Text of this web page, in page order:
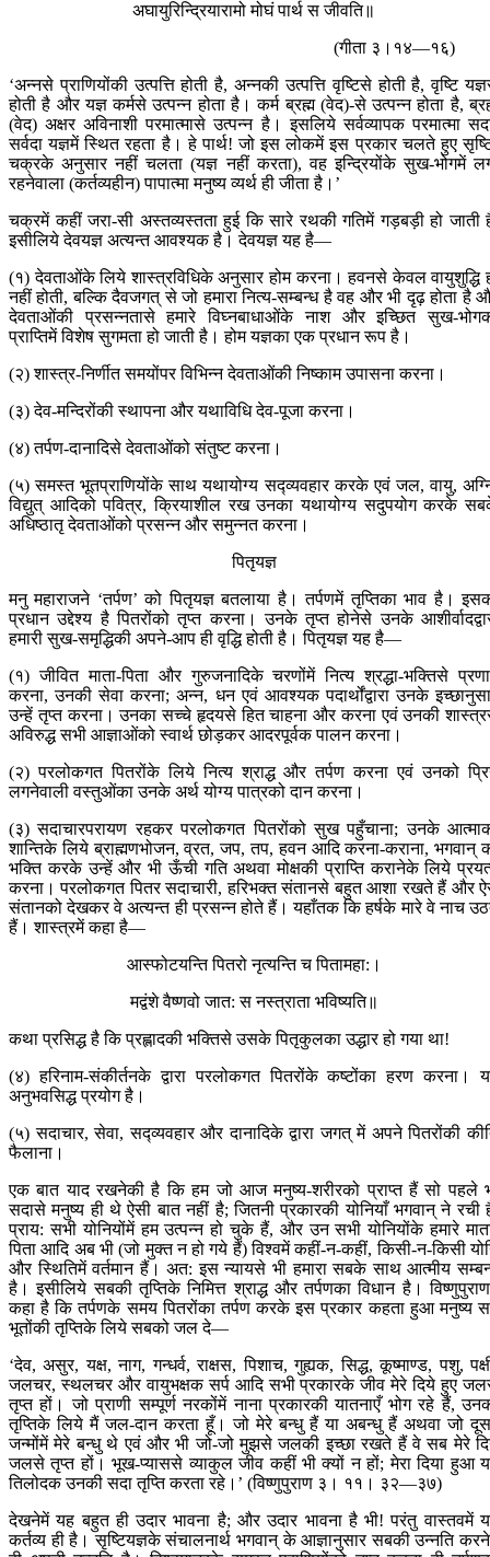
अघायुरिन्द्रियारामो मोघं पार्थ स जीवति॥
(गीता ३।१४—१६)
‘अन्नसे प्राणियोंकी उत्पत्ति होती है, अन्नकी उत्पत्ति वृष्टिसे होती है, वृष्टि
होती है और यज्ञ कर्मसे उत्पन्न होता है। कर्म ब्रह्म (वेद)-से उत्पन्न होता है,
(वेद) अक्षर अविनाशी परमात्मासे उत्पन्न है। इसलिये सर्वव्यापक परमात्मा
सर्वदा यज्ञमें स्थित रहता है। हे पार्थ! जो इस लोकमें इस प्रकार चलते हुए
चक्रके अनुसार नहीं चलता (यज्ञ नहीं करता), वह इन्द्रियोंके सुख-भोगमें
रहनेवाला (कर्तव्यहीन) पापात्मा मनुष्य व्यर्थ ही जीता है।’
चक्रमें कहीं जरा-सी अस्तव्यस्तता हुई कि सारे रथकी गतिमें गड़बड़ी हो जाती
इसीलिये देवयज्ञ अत्यन्त आवश्यक है। देवयज्ञ यह है—
(१) देवताओंके लिये शास्त्रविधिके अनुसार होम करना। हवनसे केवल वायुशुद्धि
नहीं होती, बल्कि दैवजगत् से जो हमारा नित्य-सम्बन्ध है वह और भी दृढ़ होता है
देवताओंकी प्रसन्नतासे हमारे विघ्नबाधाओंके नाश और इच्छित सुख-
प्राप्तिमें विशेष सुगमता हो जाती है। होम यज्ञका एक प्रधान रूप है।
(२) शास्त्र-निर्णीत समयोंपर विभिन्न देवताओंकी निष्काम उपासना करना।
(३) देव-मन्दिरोंकी स्थापना और यथाविधि देव-पूजा करना।
(४) तर्पण-दानादिसे देवताओंको संतुष्ट करना।
(५) समस्त भूतप्राणियोंके साथ यथायोग्य सद्‍व्यवहार करके एवं जल, वायु,
विद्युत् आदिको पवित्र, क्रियाशील रख उनका यथायोग्य सदुपयोग करके
अधिष्ठातृ देवताओंको प्रसन्न और समुन्नत करना।
पितृयज्ञ
मनु महाराजने ‘तर्पण’ को पितृयज्ञ बतलाया है। तर्पणमें तृप्तिका भाव है।
प्रधान उद्देश्य है पितरोंको तृप्त करना। उनके तृप्त होनेसे उनके
हमारी सुख-समृद्धिकी अपने-आप ही वृद्धि होती है। पितृयज्ञ यह है—
(१) जीवित माता-पिता और गुरुजनादिके चरणोंमें नित्य श्रद्धा-भक्तिसे
करना, उनकी सेवा करना; अन्न, धन एवं आवश्यक पदार्थोंद्वारा उनके
उन्हें तृप्त करना। उनका सच्चे हृदयसे हित चाहना और करना एवं उनकी
अविरुद्ध सभी आज्ञाओंको स्वार्थ छोड़कर आदरपूर्वक पालन करना।
(२) परलोकगत पितरोंके लिये नित्य श्राद्ध और तर्पण करना एवं उनको
लगनेवाली वस्तुओंका उनके अर्थ योग्य पात्रको दान करना।
(३) सदाचारपरायण रहकर परलोकगत पितरोंको सुख पहुँचाना; उनके
शान्तिके लिये ब्राह्मणभोजन, व्रत, जप, तप, हवन आदि करना-कराना, भगवान्
भक्ति करके उन्हें और भी ऊँची गति अथवा मोक्षकी प्राप्ति करानेके लिये
करना। परलोकगत पितर सदाचारी, हरिभक्त संतानसे बहुत आशा रखते हैं और
संतानको देखकर वे अत्यन्त ही प्रसन्न होते हैं। यहाँतक कि हर्षके मारे वे नाच
हैं। शास्त्रमें कहा है—
आस्फोटयन्ति पितरो नृत्यन्ति च पितामहा:।
मद्वंशे वैष्णवो जात: स नस्त्राता भविष्यति॥
कथा प्रसिद्ध है कि प्रह्लादकी भक्तिसे उसके पितृकुलका उद्धार हो गया था!
(४) हरिनाम-संकीर्तनके द्वारा परलोकगत पितरोंके कष्टोंका हरण करना।
अनुभवसिद्ध प्रयोग है।
(५) सदाचार, सेवा, सद्‍व्यवहार और दानादिके द्वारा जगत् में अपने पितरोंकी
फैलाना।
एक बात याद रखनेकी है कि हम जो आज मनुष्य-शरीरको प्राप्त हैं सो पहले
सदासे मनुष्य ही थे ऐसी बात नहीं है; जितनी प्रकारकी योनियाँ भगवान् ने रची
प्राय: सभी योनियोंमें हम उत्पन्न हो चुके हैं, और उन सभी योनियोंके हमारे
पिता आदि अब भी (जो मुक्त न हो गये हैं) विश्वमें कहीं-न-कहीं, किसी-न-किसी
और स्थितिमें वर्तमान हैं। अत: इस न्यायसे भी हमारा सबके साथ आत्मीय
है। इसीलिये सबकी तृप्तिके निमित्त श्राद्ध और तर्पणका विधान है।
कहा है कि तर्पणके समय पितरोंका तर्पण करके इस प्रकार कहता हुआ मनुष्य
भूतोंकी तृप्तिके लिये सबको जल दे—
‘देव, असुर, यक्ष, नाग, गन्धर्व, राक्षस, पिशाच, गुह्यक, सिद्ध, कूष्माण्ड, पशु,
जलचर, स्थलचर और वायुभक्षक सर्प आदि सभी प्रकारके जीव मेरे दिये हुए
तृप्त हों। जो प्राणी सम्पूर्ण नरकोंमें नाना प्रकारकी यातनाएँ भोग रहे हैं,
तृप्तिके लिये मैं जल-दान करता हूँ। जो मेरे बन्धु हैं या अबन्धु हैं अथवा जो
जन्मोंमें मेरे बन्धु थे एवं और भी जो-जो मुझसे जलकी इच्छा रखते हैं वे सब मेरे
जलसे तृप्त हों। भूख-प्याससे व्याकुल जीव कहीं भी क्यों न हों; मेरा दिया हुआ
तिलोदक उनकी सदा तृप्ति करता रहे।’ (विष्णुपुराण ३। ११। ३२—३७)
देखनेमें यह बहुत ही उदार भावना है; और उदार भावना है भी! परंतु वास्तवमें
कर्तव्य ही है। सृष्टियज्ञके संचालनार्थ भगवान् के आज्ञानुसार सबकी उन्नति